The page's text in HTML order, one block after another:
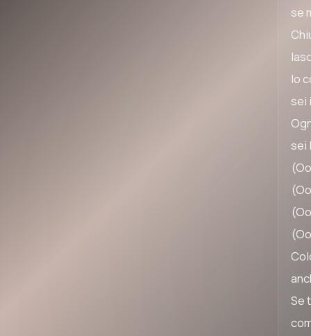
se
Io
sei
sei
Se